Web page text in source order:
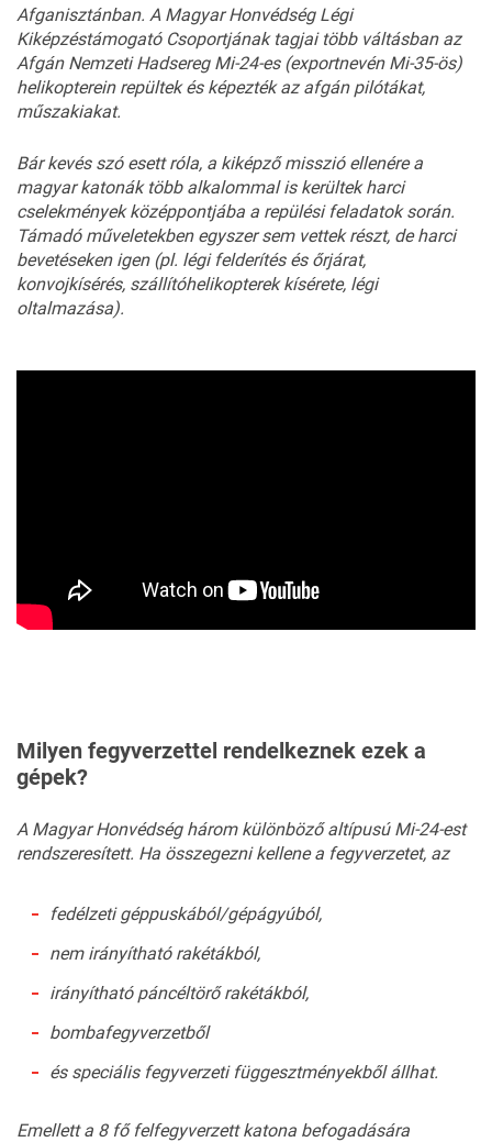
Afganisztánban. A Magyar Honvédség Légi
Kiképzéstámogató Csoportjának tagjai több váltásban az
Afgán Nemzeti Hadsereg Mi-24-es (exportnevén Mi-35-ös)
helikopterein repültek és képezték az afgán pilótákat,
műszakiakat.
Bár kevés szó esett róla, a kiképző misszió ellenére a
magyar katonák több alkalommal is kerültek harci
cselekmények középpontjába a repülési feladatok során.
Támadó műveletekben egyszer sem vettek részt, de harci
bevetéseken igen (pl. légi felderítés és őrjárat,
konvojkísérés, szállítóhelikopterek kísérete, légi
oltalmazása).
Milyen fegyverzettel rendelkeznek ezek a
gépek?
A Magyar Honvédség három különböző altípusú Mi-24-est
rendszeresített. Ha összegezni kellene a fegyverzetet, az
fedélzeti géppuskából/gépágyúból,
nem irányítható rakétákból,
irányítható páncéltörő rakétákból,
bombafegyverzetből
és speciális fegyverzeti függesztményekből állhat.
Emellett a 8 fő felfegyverzett katona befogadására